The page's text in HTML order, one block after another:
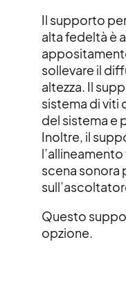
Il supporto
alta fedeltà è
sollevare il
altezza. Il
sistema di viti
del sistema e
Inoltre, il
scena sonora
Questo
opzione.